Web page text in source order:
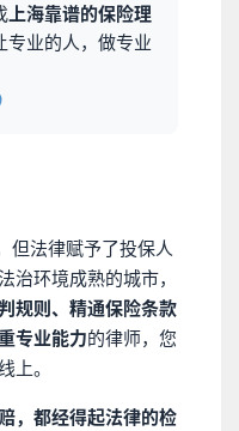
上海靠谱的保险理
专业的人，做专业
但法律赋予了投保人
治环境成熟的城市，
规则、精通保险条款
专业能力的律师，您
上。
，都经得起法律的检